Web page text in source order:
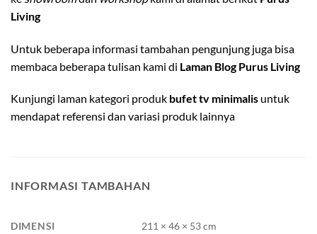
Living
Untuk beberapa informasi tambahan pengunjung juga bisa
membaca beberapa tulisan kami di Laman Blog Purus Living
Kunjungi laman kategori produk bufet tv minimalis untuk
mendapat referensi dan variasi produk lainnya
INFORMASI TAMBAHAN
DIMENSI 211 × 46 × 53 cm